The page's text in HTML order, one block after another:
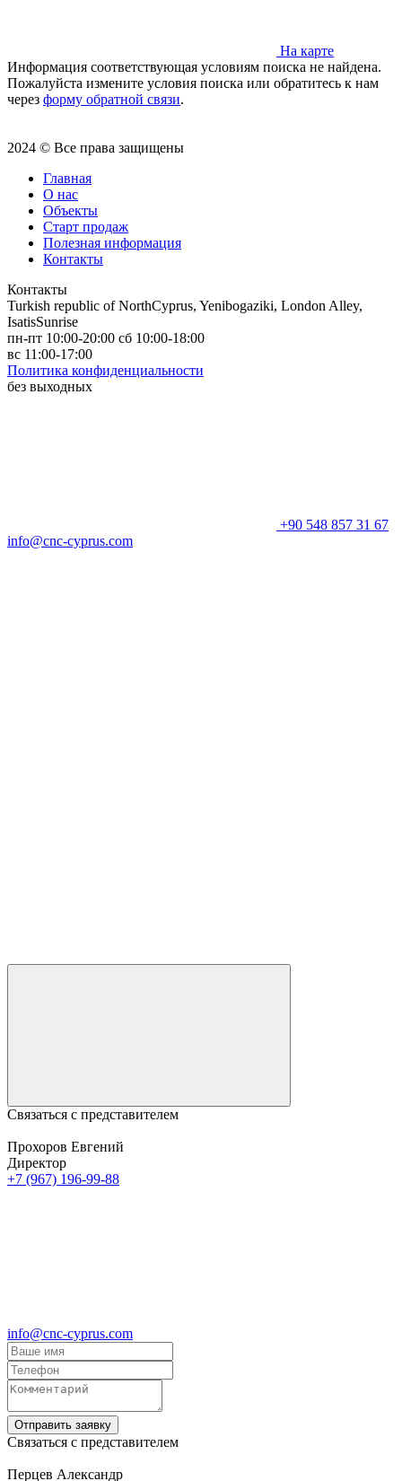
На карте
Информация соответствующая условиям поиска не найдена.
Пожалуйста измените условия поиска или обратитесь к нам
через форму обратной связи.
2024 © Все права защищены
Главная
О нас
Объекты
Старт продаж
Полезная информация
Контакты
Контакты
Turkish republic of NorthCyprus, Yenibogaziki, London Alley,
IsatisSunrise
пн-пт 10:00-20:00 сб 10:00-18:00
вс 11:00-17:00
Политика конфиденциальности
без выходных
+90 548 857 31 67
info@cnc-cyprus.com
Связаться с представителем
Прохоров Евгений
Директор
+7 (967) 196-99-88
info@cnc-cyprus.com
Отправить заявку
Связаться с представителем
Перцев Александр